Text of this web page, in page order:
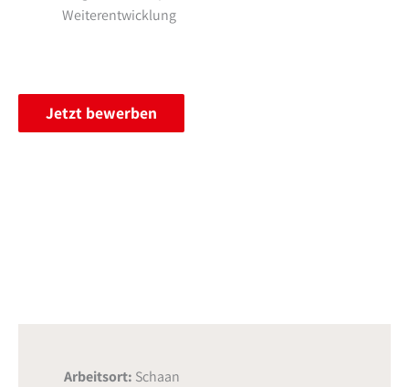
Weiterentwicklung
Jetzt bewerben
Arbeitsort: Schaan